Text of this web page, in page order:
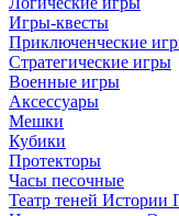
Игры-квесты
Приключенческие
Стратегические игры
Военные игры
Аксессуары
Мешки
Кубики
Протекторы
Часы песочные
Театр теней Истории